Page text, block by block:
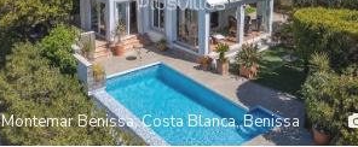
Montemar Benissa, Costa Blanca, Benissa